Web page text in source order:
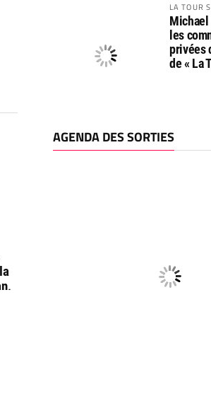
LA TOUR
Michael
les
privées
de « La
AGENDA DES SORTIES